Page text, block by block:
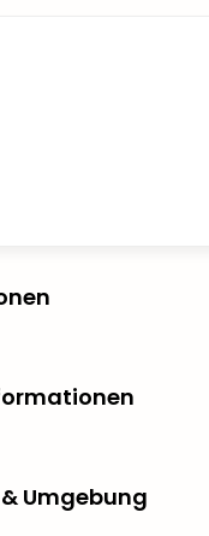
Umgebung